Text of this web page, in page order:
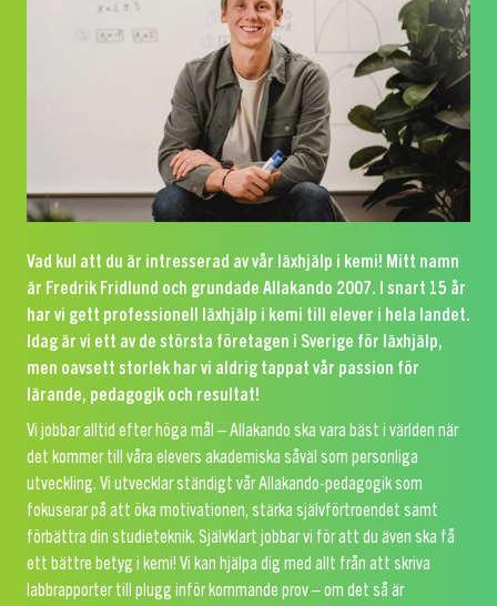
Vad kul att du är intresserad av vår läxhjälp i kemi! Mitt namn
är Fredrik Fridlund och grundade Allakando 2007. I snart 15 år
har vi gett professionell läxhjälp i kemi till elever i hela landet.
Idag är vi ett av de största företagen i Sverige för läxhjälp,
men oavsett storlek har vi aldrig tappat vår passion för
lärande, pedagogik och resultat!
Vi jobbar alltid efter höga mål – Allakando ska vara bäst i världen när
det kommer till våra elevers akademiska såväl som personliga
utveckling. Vi utvecklar ständigt vår Allakando-pedagogik som
fokuserar på att öka motivationen, stärka självförtroendet samt
förbättra din studieteknik. Självklart jobbar vi för att du även ska få
ett bättre betyg i kemi! Vi kan hjälpa dig med allt från att skriva
labbrapporter till plugg inför kommande prov – om det så är